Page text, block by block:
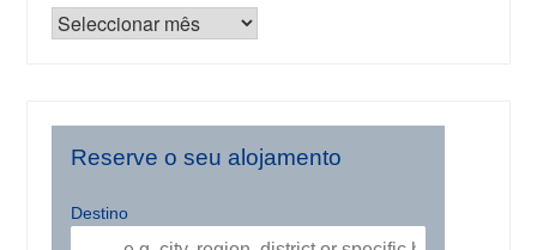
Reserve o seu alojamento
Destino